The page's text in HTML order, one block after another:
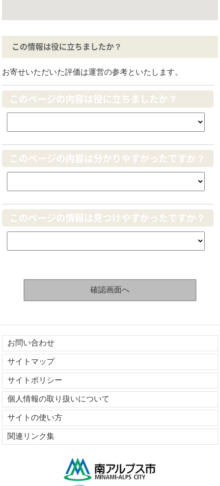
この情報は役に立ちましたか？
お寄せいただいた評価は運営の参考といたします。
このページの内容は役に立ちましたか？
このページの内容は分かりやすかったですか？
このページの情報は見つけやすかったですか？
お問い合わせ
サイトマップ
サイトポリシー
個人情報の取り扱いについて
サイトの使い方
関連リンク集